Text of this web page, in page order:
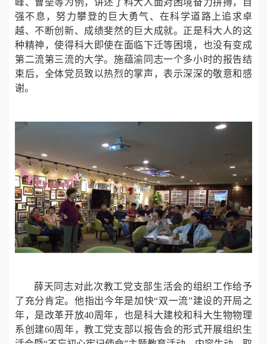
峰、曹垒等为例，讲述了科大人面对困境奋力拼搏，自
强不息，努力攀登的巨大勇气、在科学道路上追求卓
越、不断创新、成绩斐然的巨大成就。正是科大人的这
种精神，使得科大即使在面临下迁等困境，也没有变成
第二流第三流的大学。施蕴渝同志一个多小时的报告结
束后，全体党员致以热烈的掌声，表示深深的敬意和感
谢。
薛天同志对此次教工党支部生活会的组织工作给予
了充分肯定。他指出今年是加快“双一流”建设的开局之
年，是改革开放40周年，也是科大建校和科大生物物理
系创建60周年，教工党支部以报告会的形式开展组织生